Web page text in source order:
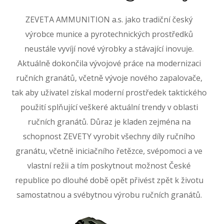
ZEVETA AMMUNITION a.s. jako tradiční český
výrobce munice a pyrotechnických prostředků
neustále vyvíjí nové výrobky a stávající inovuje.
Aktuálně dokončila vývojové práce na modernizaci
ručních granátů, včetně vývoje nového zapalovače,
tak aby uživatel získal moderní prostředek taktického
použití splňující veškeré aktuální trendy v oblasti
ručních granátů. Důraz je kladen zejména na
schopnost ZEVETY vyrobit všechny díly ručního
granátu, včetně iniciačního řetězce, svépomoci a ve
vlastní režii a tím poskytnout možnost České
republice po dlouhé době opět přivést zpět k životu
samostatnou a svébytnou výrobu ručních granátů.